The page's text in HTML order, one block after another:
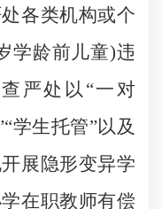
各类机构或个
学龄前儿童)违
严处以“一对
学生托管”以及
展隐形变异学
在职教师有偿